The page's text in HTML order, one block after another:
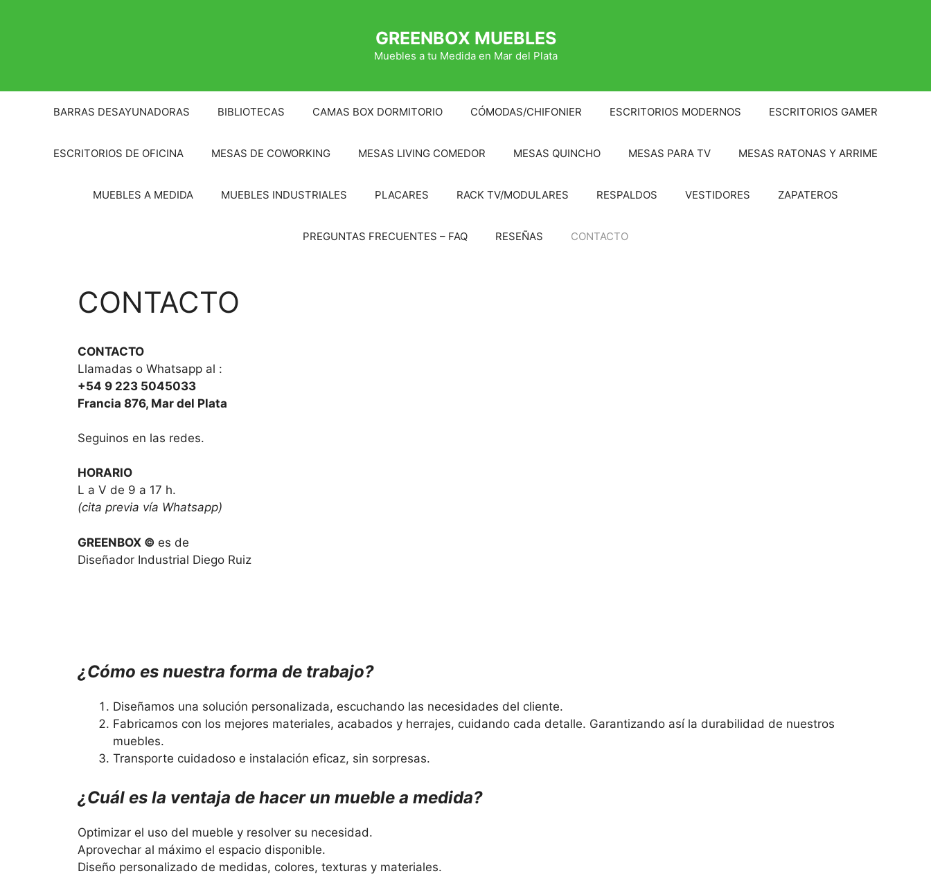
GREENBOX MUEBLES
Muebles a tu Medida en Mar del Plata
BARRAS DESAYUNADORAS BIBLIOTECAS CAMAS BOX DORMITORIO CÓMODAS/CHIFONIER ESCRITORIOS MODERNOS ESCRITORIOS GAMER
ESCRITORIOS DE OFICINA MESAS DE COWORKING MESAS LIVING COMEDOR MESAS QUINCHO MESAS PARA TV MESAS RATONAS Y ARRIME
MUEBLES A MEDIDA MUEBLES INDUSTRIALES PLACARES RACK TV/MODULARES RESPALDOS VESTIDORES ZAPATEROS
PREGUNTAS FRECUENTES – FAQ RESEÑAS CONTACTO
CONTACTO
CONTACTO
Llamadas o Whatsapp al :
+54 9 223 5045033
Francia 876, Mar del Plata
Seguinos en las redes.
HORARIO
L a V de 9 a 17 h.
(cita previa vía Whatsapp)
GREENBOX © es de
Diseñador Industrial Diego Ruiz
¿Cómo es nuestra forma de trabajo?
Diseñamos una solución personalizada, escuchando las necesidades del cliente.
Fabricamos con los mejores materiales, acabados y herrajes, cuidando cada detalle. Garantizando así la durabilidad de nuestros
muebles.
Transporte cuidadoso e instalación eficaz, sin sorpresas.
¿Cuál es la ventaja de hacer un mueble a medida?
Optimizar el uso del mueble y resolver su necesidad.
Aprovechar al máximo el espacio disponible.
Diseño personalizado de medidas, colores, texturas y materiales.